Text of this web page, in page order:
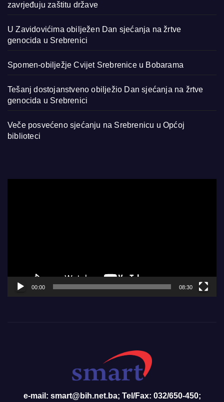
zavrjeđuju zaštitu države
U Zavidovićima obilježen Dan sjećanja na žrtve
genocida u Srebrenici
Spomen-obilježje Cvijet Srebrenice u Bobarama
Tešanj dostojanstveno obilježio Dan sjećanja na žrtve
genocida u Srebrenici
Veče posvećeno sjećanju na Srebrenicu u Općoj
biblioteci
00:00 08:30
e-mail: smart@bih.net.ba; Tel/Fax: 032/650-450;